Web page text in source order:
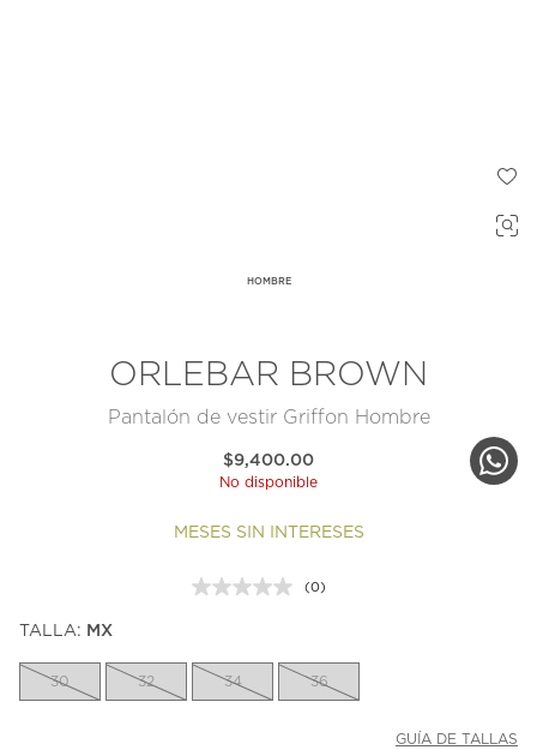
HOMBRE
ORLEBAR BROWN
Pantalón de vestir Griffon Hombre
$9,400.00
No disponible
MESES SIN INTERESES
Sin
la
misma
(0)
TALLA: MX
30 32 34 36
GUÍA DE TALLAS